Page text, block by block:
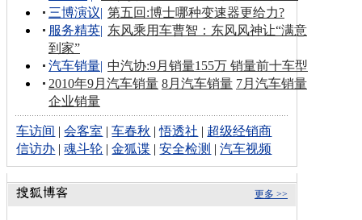
三博演议| 第五回:博士哪种变速器更给力?
服务精英| 东风乘用车曹智：东风风神让“满意
到家”
汽车销量| 中汽协:9月销量155万 销量前十车型
2010年9月汽车销量 8月汽车销量 7月汽车销量
企业销量
车访间 |会客室 |车春秋 |悟透社 | 超级经销商
信访办 |魂斗轮 |金狐谍 |安全检测 |汽车视频
更多 >>